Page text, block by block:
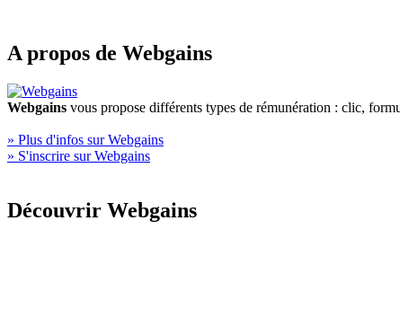
A propos de Webgains
Webgains vous propose différents types de rémunération : clic,
» Plus d'infos sur Webgains
» S'inscrire sur Webgains
Découvrir Webgains